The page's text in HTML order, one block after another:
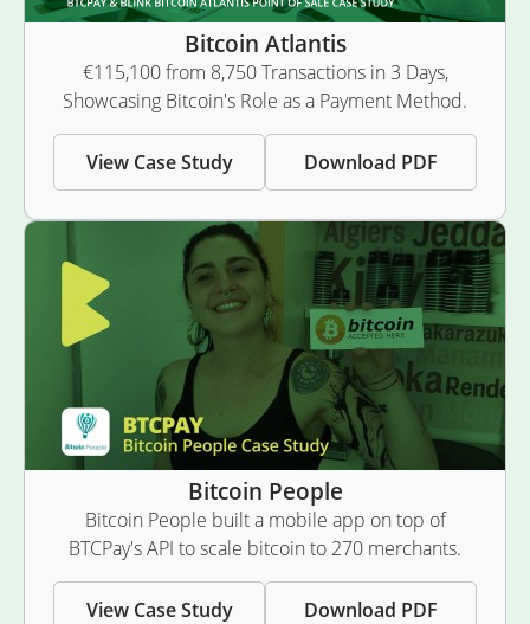
Bitcoin Atlantis
€115,100 from 8,750 Transactions in 3 Days,
Showcasing Bitcoin's Role as a Payment Method.
View Case Study Download PDF
Bitcoin People
Bitcoin People built a mobile app on top of
BTCPay's API to scale bitcoin to 270 merchants.
View Case Study Download PDF